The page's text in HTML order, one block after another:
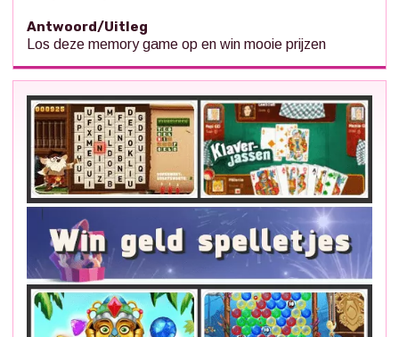
Antwoord/Uitleg
Los deze memory game op en win mooie prijzen